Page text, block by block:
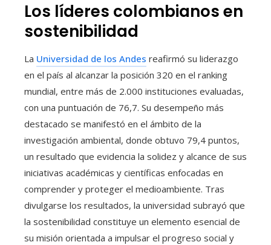
Los líderes colombianos en
sostenibilidad
La Universidad de los Andes reafirmó su liderazgo
en el país al alcanzar la posición 320 en el ranking
mundial, entre más de 2.000 instituciones evaluadas,
con una puntuación de 76,7. Su desempeño más
destacado se manifestó en el ámbito de la
investigación ambiental, donde obtuvo 79,4 puntos,
un resultado que evidencia la solidez y alcance de sus
iniciativas académicas y científicas enfocadas en
comprender y proteger el medioambiente. Tras
divulgarse los resultados, la universidad subrayó que
la sostenibilidad constituye un elemento esencial de
su misión orientada a impulsar el progreso social y